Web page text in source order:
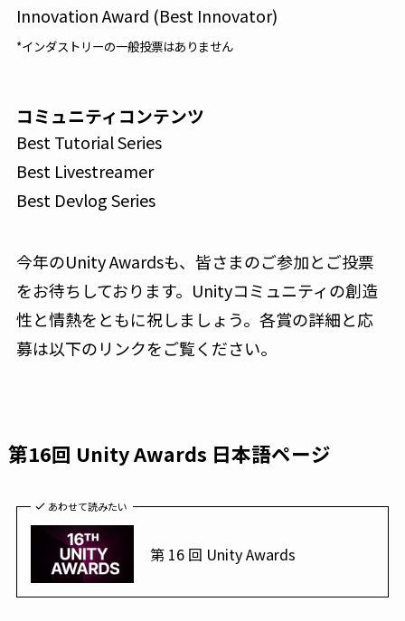
Innovation Award (Best Innovator)
*インダストリーの一般投票はありません
コミュニティコンテンツ
Best Tutorial Series
Best Livestreamer
Best Devlog Series
今年のUnity Awardsも、皆さまのご参加とご投票
をお待ちしております。Unityコミュニティの創造
性と情熱をともに祝しましょう。各賞の詳細と応
募は以下のリンクをご覧ください。
第16回 Unity Awards 日本語ページ
あわせて読みたい
第 16 回 Unity Awards